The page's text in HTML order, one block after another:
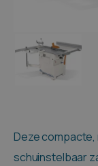
Deze
schuinstelbaar